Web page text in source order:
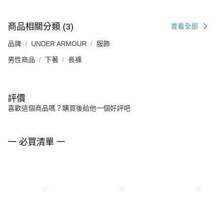
商品相關分類 (3) 查看全部
品牌 UNDER ARMOUR 服飾
男性商品 下著 長褲
評價
喜歡這個商品嗎？購買後給他一個好評吧
一 必買清單 一